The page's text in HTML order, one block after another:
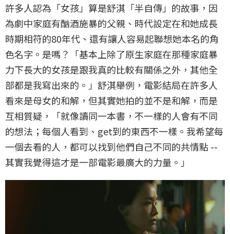
許多人認為「女孩」算是舒淇「半自傳」的故事，因
為劇中家庭有酗酒施暴的父親、時代設定在和她成長
時期相符的80年代、還有讓人容易起聯想她本名的角
色名字。是嗎？「基本上除了原生家庭在那種家庭暴
力下長大的女孩是跟我真的比較有關係之外，其他全
部都是我寫出來的。」舒淇舉例，電影結局在許多人
看來是母女的和解，但其實她拍的並不是和解，而是
互相質疑，「就像讀同一本書，不一樣的人會有不同
的想法；每個人看到、get到的東西不一樣。我希望每
一個去看的人，都可以找到他們自己不同的共情點 --
其實我覺得這才是一部電影最廣大的力量。」